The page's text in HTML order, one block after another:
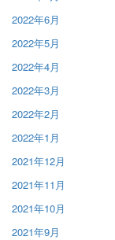
2022年6月
2022年5月
2022年4月
2022年3月
2022年2月
2022年1月
2021年12月
2021年11月
2021年10月
2021年9月